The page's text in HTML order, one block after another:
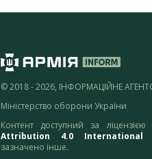
© 2018 - 2026, ІНФОРМАЦІЙНЕ
Міністерство оборони України
Контент доступний за ліцензією
Attribution 4.0 International
зазначено інше.